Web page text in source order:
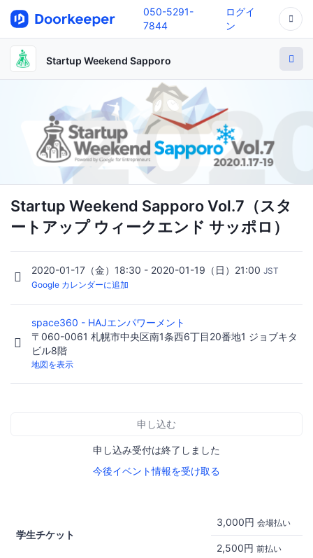
050-5291-
7844
ログイ
ン
Startup Weekend Sapporo
Startup Weekend Sapporo Vol.7（スタ
ートアップ ウィークエンド サッポロ）
2020-01-17（金）18:30 - 2020-01-19（日）21:00 JST
Google カレンダーに追加
space360 - HAJエンパワーメント
〒060-0061 札幌市中央区南1条西6丁目20番地1 ジョブキタ
ビル8階
地図を表示
申し込む
申し込み受付は終了しました
今後イベント情報を受け取る
学生チケット
3,000円 会場払い
2,500円 前払い